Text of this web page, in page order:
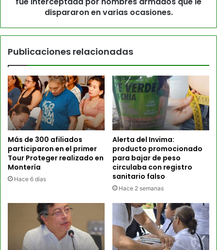
dispararon en varias ocasiones.
Publicaciones relacionadas
Más de 300 afiliados
participaron en el primer
Tour Proteger realizado en
Montería
Hace 6 días
Alerta del Invima:
producto promocionado
para bajar de peso
circulaba con registro
sanitario falso
Hace 2 semanas